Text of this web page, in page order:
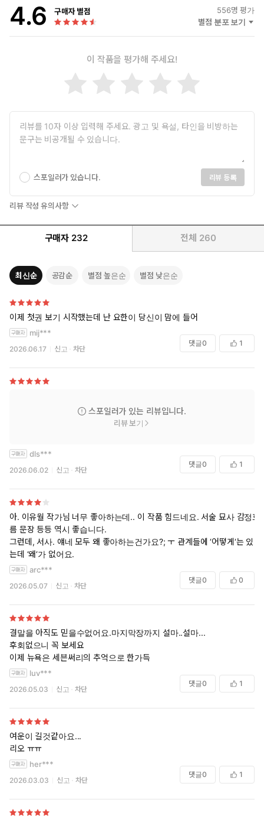
“그런 게 아마도 운명일 거고.”
그래서,
천 갈래의 길에서도 나는 너와 마주쳤고,
만 갈래의 길을 돌아 기어코 다시 왔다.
“왜 그런 거 있잖아.
무수한 행성과 광대한 우주의 흔적들.
4.6 구매자 별점 556명 평가
별점 분포 보기
이 작품을 평가해 주세요!
스포일러가 있습니다. 리뷰 등록
리뷰 작성 유의사항
구매자 232 전체 260
최신순 공감순 별점 높은순 별점 낮은순
이제 첫권 보기 시작했는데 난 요한이 당신이 맘에 들어
mij***
2026.06.17 신고 차단
댓글0 1
스포일러가 있는 리뷰입니다.
리뷰 보기
dls***
2026.06.02 신고 차단
댓글0 1
아. 이유월 작가님 너무 좋아하는데.. 이 작품 힘드네요. 서술 묘사 감정흐
름 문장 등등 역시 좋습니다.
그런데, 서사. 얘네 모두 왜 좋아하는건가요?; ㅜ 관계들에 ‘어떻게‘는 있
는데 ‘왜‘가 없어요.
arc***
2026.05.07 신고 차단
댓글0 0
결말을 아직도 믿을수없어요.마지막장까지 설마..설마...
후회없으니 꼭 보세요
이제 뉴욕은 세븐써리의 추억으로 한가득
luv***
2026.05.03 신고 차단
댓글0 1
여운이 길것같아요...
리오 ㅠㅠ
her***
2026.03.03 신고 차단
댓글0 1